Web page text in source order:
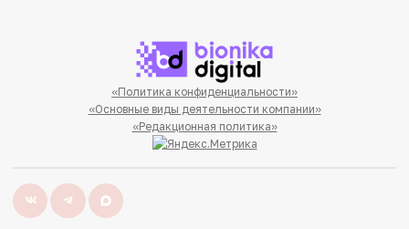
«Политика конфиденциальности»
«Основные виды деятельности компании»
«Редакционная политика»